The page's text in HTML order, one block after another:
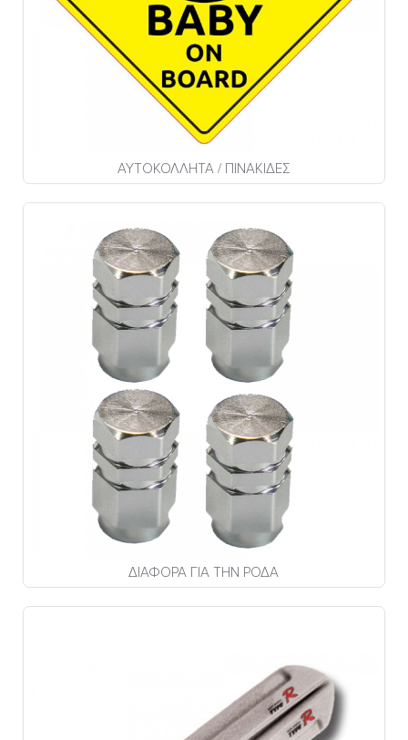
ΑΥΤΟΚΟΛΛΗΤΑ / ΠΙΝΑΚΙΔΕΣ
ΔΙΑΦΟΡΑ ΓΙΑ ΤΗΝ ΡΟΔΑ